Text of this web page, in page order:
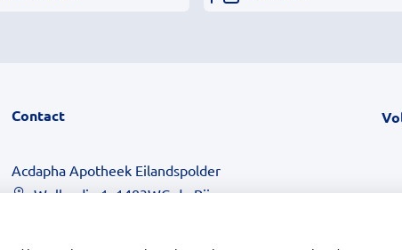
Contact
Acdapha Apotheek Eilandspolder
Wollandje 1, 1483WG de Rijp